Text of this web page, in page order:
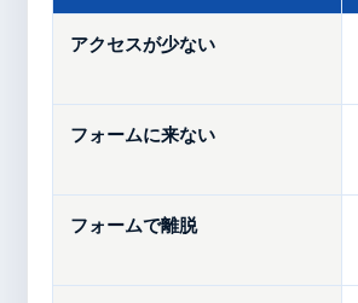
アクセスが少ない
フォームに来ない
フォームで離脱